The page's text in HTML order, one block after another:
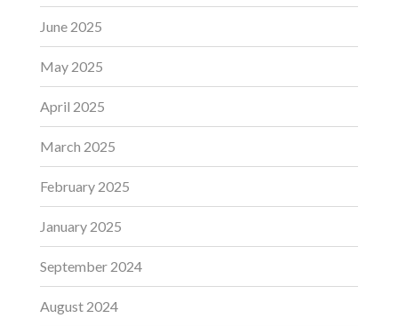
June 2025
May 2025
April 2025
March 2025
February 2025
January 2025
September 2024
August 2024